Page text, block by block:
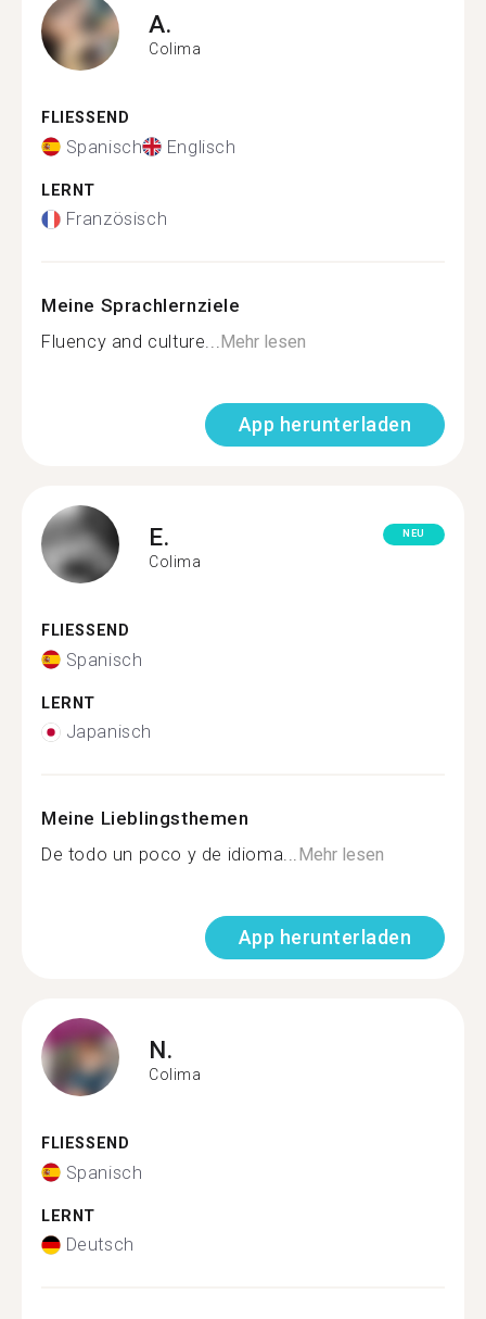
A.
Colima
FLIESSEND
Spanisch Englisch
LERNT
Französisch
Meine Sprachlernziele
Fluency and culture...Mehr lesen
App herunterladen
E.
Colima
NEU
FLIESSEND
Spanisch
LERNT
Japanisch
Meine Lieblingsthemen
De todo un poco y de idioma...Mehr lesen
App herunterladen
N.
Colima
FLIESSEND
Spanisch
LERNT
Deutsch